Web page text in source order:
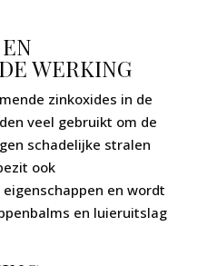
WERKING
zinkoxides in de
veel gebruikt om de
schadelijke stralen
ook
en wordt
en luieruitslag